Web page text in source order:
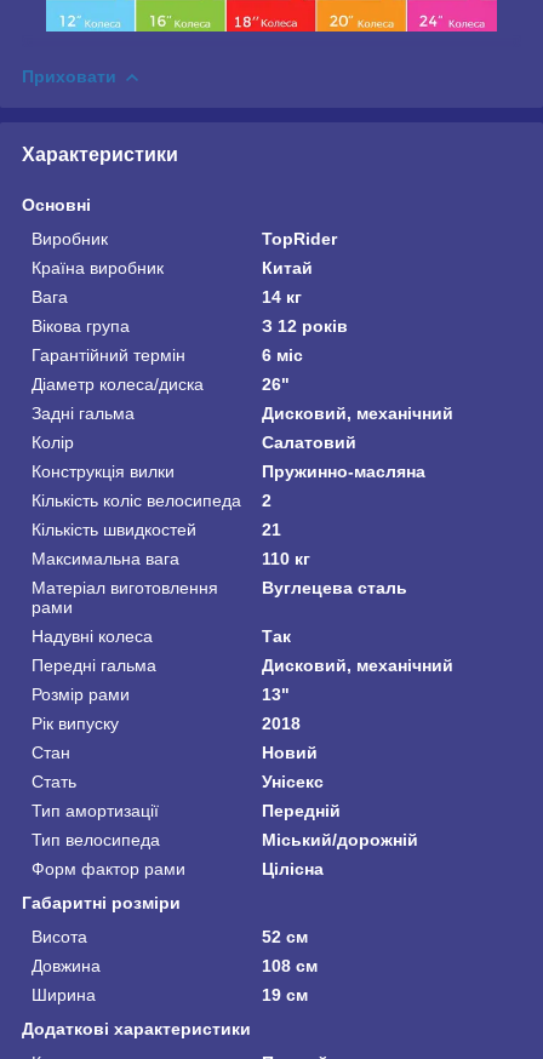
Приховати
Характеристики
Основні
Виробник
TopRider
Країна виробник
Китай
Вага
14 кг
Вікова група
З 12 років
Гарантійний термін
6 міс
Діаметр колеса/диска
26"
Задні гальма
Дисковий, механічний
Колір
Салатовий
Конструкція вилки
Пружинно-масляна
Кількість коліс велосипеда
2
Кількість швидкостей
21
Максимальна вага
110 кг
Матеріал виготовлення
рами
Вуглецева сталь
Надувні колеса
Так
Передні гальма
Дисковий, механічний
Розмір рами
13"
Рік випуску
2018
Стан
Новий
Стать
Унісекс
Тип амортизації
Передній
Тип велосипеда
Міський/дорожній
Форм фактор рами
Цілісна
Габаритні розміри
Висота
52 см
Довжина
108 см
Ширина
19 см
Додаткові характеристики